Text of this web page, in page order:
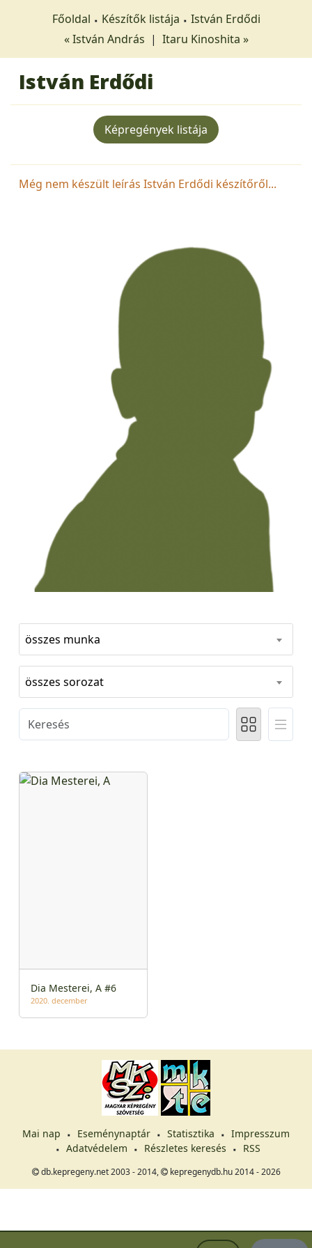
Főoldal Készítők listája
István Erdődi
« István András | Itaru Kinoshita »
István Erdődi
Képregények listája
Még nem készült leírás István Erdődi készítőről...
összes munka
összes sorozat
Dia Mesterei, A #6
2020. december
Mai nap Eseménynaptár Statisztika
Impresszum
Adatvédelem
Részletes keresés RSS
db.kepregeny.net 2003 - 2014, kepregenydb.hu 2014 - 2026